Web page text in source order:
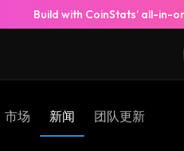
Build with CoinStats’ all-in-
市场 新闻 团队更新